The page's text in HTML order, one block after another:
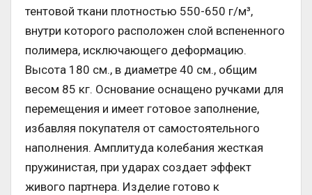
тентовой ткани плотностью 550-650 г/м³,
внутри которого расположен слой вспененного
полимера, исключающего деформацию.
Высота 180 см., в диаметре 40 см., общим
весом 85 кг. Основание оснащено ручками для
перемещения и имеет готовое заполнение,
избавляя покупателя от самостоятельного
наполнения. Амплитуда колебания жесткая
пружинистая, при ударах создает эффект
живого партнера. Изделие готово к